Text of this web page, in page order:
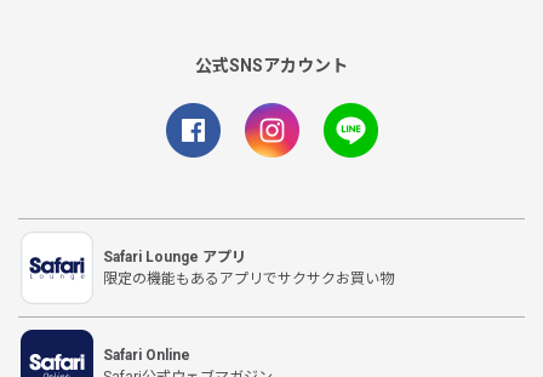
公式SNSアカウント
Safari Lounge アプリ
限定の機能もあるアプリでサクサクお買い物
Safari Online